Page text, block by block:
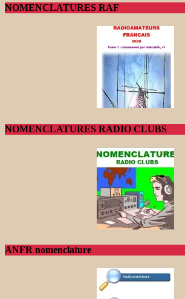
NOMENCLATURES RAF
NOMENCLATURES RADIO CLUBS
ANFR nomenclature